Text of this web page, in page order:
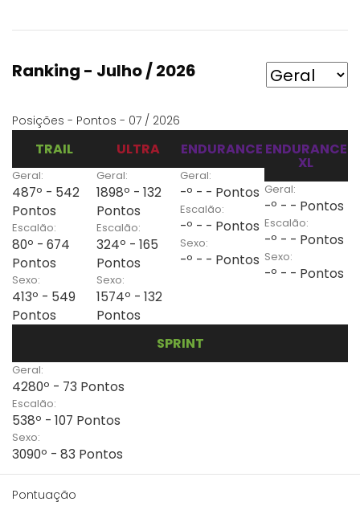
Ranking - Julho / 2026
Posições - Pontos - 07 / 2026
TRAIL
Geral:
487º - 542
Pontos
Escalão:
80º - 674
Pontos
Sexo:
413º - 549
Pontos
ULTRA
Geral:
1898º - 132
Pontos
Escalão:
324º - 165
Pontos
Sexo:
1574º - 132
Pontos
ENDURANCE
Geral:
-º - - Pontos
Escalão:
-º - - Pontos
Sexo:
-º - - Pontos
ENDURANCE
XL
Geral:
-º - - Pontos
Escalão:
-º - - Pontos
Sexo:
-º - - Pontos
SPRINT
Geral:
4280º - 73 Pontos
Escalão:
538º - 107 Pontos
Sexo:
3090º - 83 Pontos
Pontuação